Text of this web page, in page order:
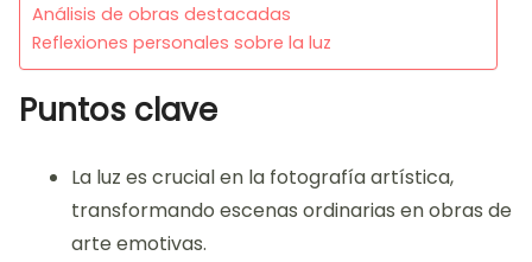
Análisis de obras destacadas
Reflexiones personales sobre la luz
Puntos clave
La luz es crucial en la fotografía artística,
transformando escenas ordinarias en obras de
arte emotivas.